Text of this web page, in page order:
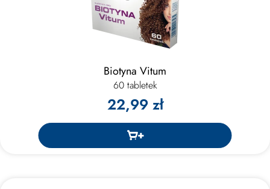
Biotyna Vitum
60 tabletek
22,99 zł